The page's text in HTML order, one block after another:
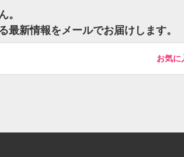
。
新情報をメールでお届けします。
お気に